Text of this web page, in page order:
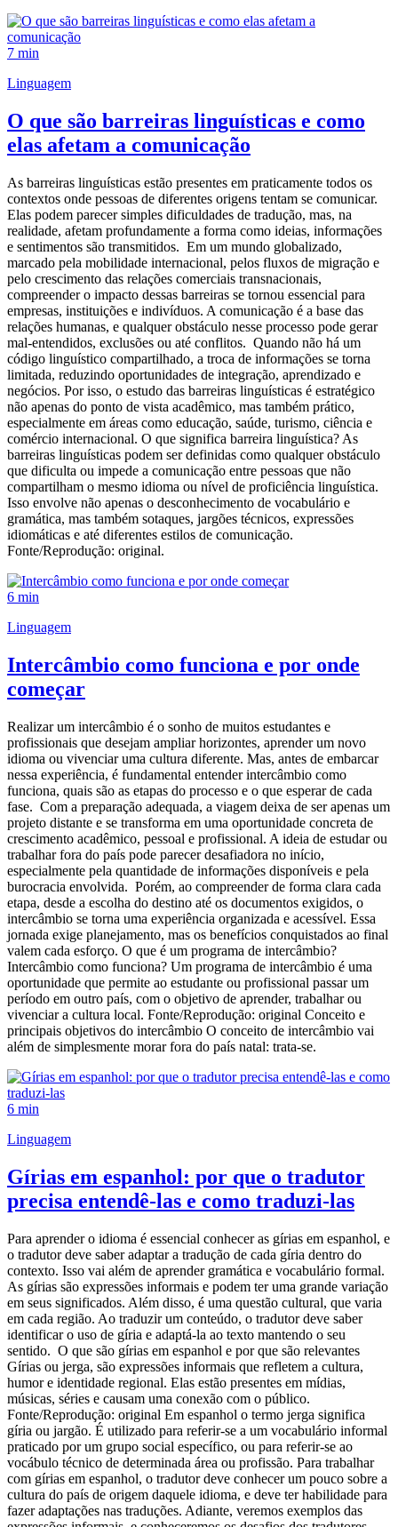
7 min
Linguagem
O que são barreiras linguísticas e como
elas afetam a comunicação
As barreiras linguísticas estão presentes em praticamente todos os
contextos onde pessoas de diferentes origens tentam se comunicar.
Elas podem parecer simples dificuldades de tradução, mas, na
realidade, afetam profundamente a forma como ideias, informações
e sentimentos são transmitidos. Em um mundo globalizado,
marcado pela mobilidade internacional, pelos fluxos de migração e
pelo crescimento das relações comerciais transnacionais,
compreender o impacto dessas barreiras se tornou essencial para
empresas, instituições e indivíduos. A comunicação é a base das
relações humanas, e qualquer obstáculo nesse processo pode gerar
mal-entendidos, exclusões ou até conflitos. Quando não há um
código linguístico compartilhado, a troca de informações se torna
limitada, reduzindo oportunidades de integração, aprendizado e
negócios. Por isso, o estudo das barreiras linguísticas é estratégico
não apenas do ponto de vista acadêmico, mas também prático,
especialmente em áreas como educação, saúde, turismo, ciência e
comércio internacional. O que significa barreira linguística? As
barreiras linguísticas podem ser definidas como qualquer obstáculo
que dificulta ou impede a comunicação entre pessoas que não
compartilham o mesmo idioma ou nível de proficiência linguística.
Isso envolve não apenas o desconhecimento de vocabulário e
gramática, mas também sotaques, jargões técnicos, expressões
idiomáticas e até diferentes estilos de comunicação.
Fonte/Reprodução: original.
6 min
Linguagem
Intercâmbio como funciona e por onde
começar
Realizar um intercâmbio é o sonho de muitos estudantes e
profissionais que desejam ampliar horizontes, aprender um novo
idioma ou vivenciar uma cultura diferente. Mas, antes de embarcar
nessa experiência, é fundamental entender intercâmbio como
funciona, quais são as etapas do processo e o que esperar de cada
fase. Com a preparação adequada, a viagem deixa de ser apenas um
projeto distante e se transforma em uma oportunidade concreta de
crescimento acadêmico, pessoal e profissional. A ideia de estudar ou
trabalhar fora do país pode parecer desafiadora no início,
especialmente pela quantidade de informações disponíveis e pela
burocracia envolvida. Porém, ao compreender de forma clara cada
etapa, desde a escolha do destino até os documentos exigidos, o
intercâmbio se torna uma experiência organizada e acessível. Essa
jornada exige planejamento, mas os benefícios conquistados ao final
valem cada esforço. O que é um programa de intercâmbio?
Intercâmbio como funciona? Um programa de intercâmbio é uma
oportunidade que permite ao estudante ou profissional passar um
período em outro país, com o objetivo de aprender, trabalhar ou
vivenciar a cultura local. Fonte/Reprodução: original Conceito e
principais objetivos do intercâmbio O conceito de intercâmbio vai
além de simplesmente morar fora do país natal: trata-se.
6 min
Linguagem
Gírias em espanhol: por que o tradutor
precisa entendê-las e como traduzi-las
Para aprender o idioma é essencial conhecer as gírias em espanhol, e
o tradutor deve saber adaptar a tradução de cada gíria dentro do
contexto. Isso vai além de aprender gramática e vocabulário formal.
As gírias são expressões informais e podem ter uma grande variação
em seus significados. Além disso, é uma questão cultural, que varia
em cada região. Ao traduzir um conteúdo, o tradutor deve saber
identificar o uso de gíria e adaptá-la ao texto mantendo o seu
sentido. O que são gírias em espanhol e por que são relevantes
Gírias ou jerga, são expressões informais que refletem a cultura,
humor e identidade regional. Elas estão presentes em mídias,
músicas, séries e causam uma conexão com o público.
Fonte/Reprodução: original Em espanhol o termo jerga significa
gíria ou jargão. É utilizado para referir-se a um vocabulário informal
praticado por um grupo social específico, ou para referir-se ao
vocábulo técnico de determinada área ou profissão. Para trabalhar
com gírias em espanhol, o tradutor deve conhecer um pouco sobre a
cultura do país de origem daquele idioma, e deve ter habilidade para
fazer adaptações nas traduções. Adiante, veremos exemplos das